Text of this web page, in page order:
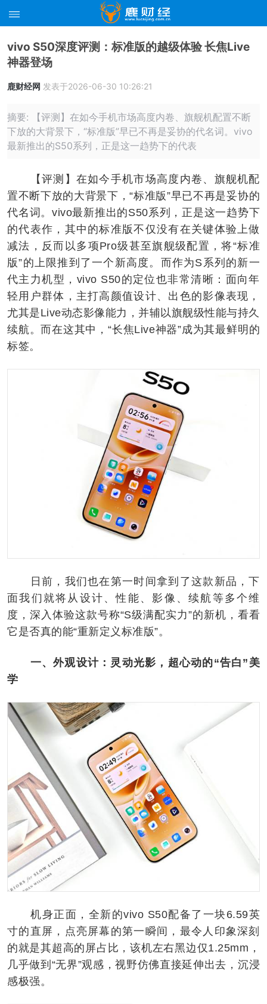
vivo S50深度评测：标准版的越级体验 长焦Live
神器登场
鹿财经网 发表于2026-06-30 10:26:21
摘要: 【评测】在如今手机市场高度内卷、旗舰机配置不断
下放的大背景下，“标准版”早已不再是妥协的代名词。vivo
最新推出的S50系列，正是这一趋势下的代表
【评测】在如今手机市场高度内卷、旗舰机配
置不断下放的大背景下，“标准版”早已不再是妥协的
代名词。vivo最新推出的S50系列，正是这一趋势下
的代表作，其中的标准版不仅没有在关键体验上做
减法，反而以多项Pro级甚至旗舰级配置，将“标准
版”的上限推到了一个新高度。而作为S系列的新一
代主力机型，vivo S50的定位也非常清晰：面向年
轻用户群体，主打高颜值设计、出色的影像表现，
尤其是Live动态影像能力，并辅以旗舰级性能与持久
续航。而在这其中，“长焦Live神器”成为其最鲜明的
标签。
日前，我们也在第一时间拿到了这款新品，下
面我们就将从设计、性能、影像、续航等多个维
度，深入体验这款号称“S级满配实力”的新机，看看
它是否真的能“重新定义标准版”。
一、外观设计：灵动光影，超心动的“告白”美
学
机身正面，全新的vivo S50配备了一块6.59英
寸的直屏，点亮屏幕的第一瞬间，最令人印象深刻
的就是其超高的屏占比，该机左右黑边仅1.25mm，
几乎做到“无界”观感，视野仿佛直接延伸出去，沉浸
感极强。